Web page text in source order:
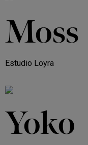
Moss
Estudio Loyra
Yoko